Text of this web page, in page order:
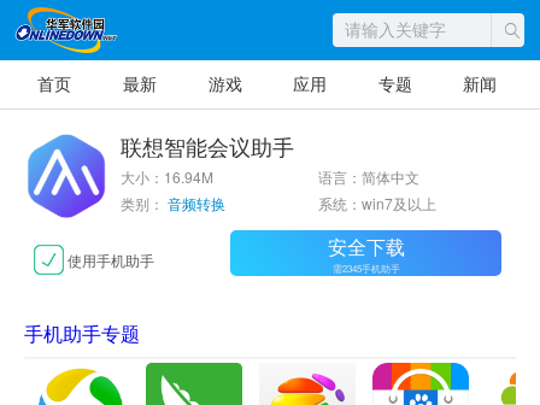
首页 最新 游戏 应用 专题 新闻
联想智能会议助手
大小：16.94M
语言：简体中文
类别： 音频转换 系统：win7及以上
使用手机助手 安全下载
需2345手机助手
手机助手专题